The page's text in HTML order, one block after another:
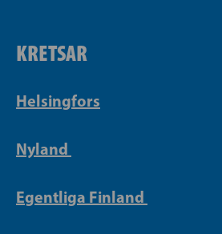
KRETSAR
Helsingfors
Nyland
Egentliga Finland